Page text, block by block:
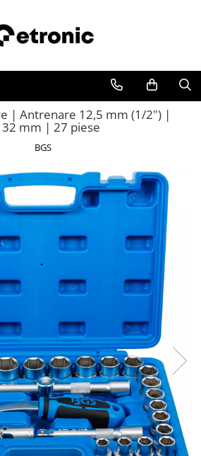
| Antrenare 12,5 mm (1/2") |
32 mm | 27 piese
BGS